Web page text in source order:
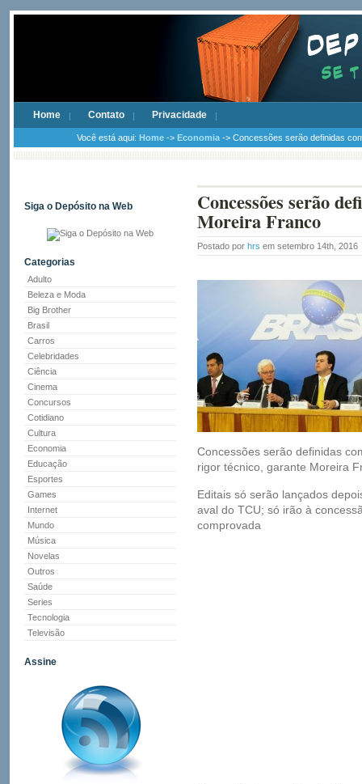
Home Contato Privacidade
Você está aqui: Home -> Economia -> Concessões serão definidas
Siga o Depósito na Web
Categorias
Adulto
Beleza e Moda
Big Brother
Brasil
Carros
Celebridades
Ciência
Cinema
Concursos
Cotidiano
Cultura
Economia
Educação
Esportes
Games
Internet
Mundo
Música
Novelas
Outros
Saúde
Series
Tecnologia
Televisão
Assine
Concessões serão
Moreira Franco
Postado por hrs em setembro 14th, 2016
Concessões serão definidas
rigor técnico, garante Moreira
Editais só serão lançados
aval do TCU; só irão à
comprovada